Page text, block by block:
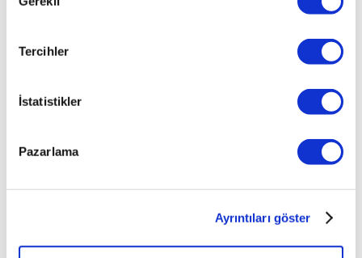
Seçimi
Tercihler
İstatistikler
Pazarlama
Ayrıntıları göster